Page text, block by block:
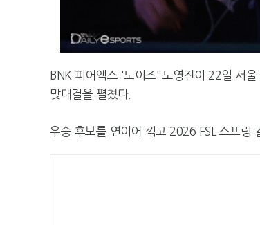
BNK 피어엑스 '노이즈' 노영진이 22일 서
맞대결을 펼쳤다.
우승 후보를 연이어 꺾고 2026 FSL 스프링